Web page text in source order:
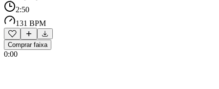
2:50
131 BPM
Comprar faixa
0:00